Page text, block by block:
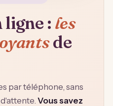
ligne : les
de
par téléphone, sans
Vous savez